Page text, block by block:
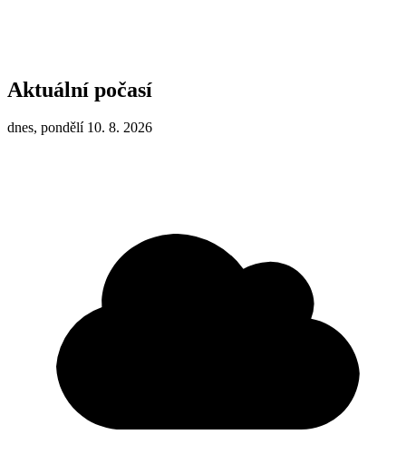
Aktuální počasí
dnes, pondělí 10. 8. 2026